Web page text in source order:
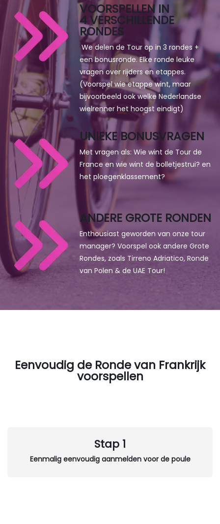
VOORSPELLEN IN
4 VERSCHILLENDE
RONDES
We delen de Tour op in 3 rondes +
een bonusronde. Elke ronde leuke
vragen over rijders en etappes.
(Voorspel wie etappe wint, maar
bijvoorbeeld ook welke Nederlandse
wielrenner het hoogst eindigt)
UNIEKE BONUSVRAGEN
Met vragen als: Wie wint de Tour de
France en wie wint de bolletjestrui? en
het ploegenklassement?
ANDERE GROTE RONDEN
Enthousiast geworden van onze tour
manager? Voorspel ook andere Grote
Rondes, zoals Tirreno Adriatico, Ronde
van Polen & de UAE Tour!
Eenvoudig de Ronde van Frankrijk
voorspellen
Stap 1
Eenmalig eenvoudig aanmelden voor de poule